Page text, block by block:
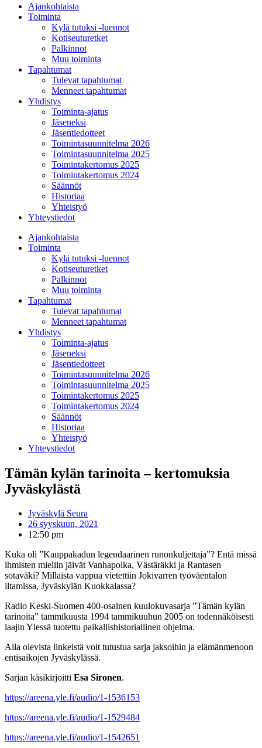
Ajankohtaista
Toiminta
Kylä tutuksi -luennot
Kotiseuturetket
Palkinnot
Muu toiminta
Tapahtumat
Tulevat tapahtumat
Menneet tapahtumat
Yhdistys
Toiminta-ajatus
Jäseneksi
Jäsentiedotteet
Toimintasuunnitelma 2026
Toimintasuunnitelma 2025
Toimintakertomus 2025
Toimintakertomus 2024
Säännöt
Historiaa
Yhteistyö
Yhteystiedot
Ajankohtaista
Toiminta
Kylä tutuksi -luennot
Kotiseuturetket
Palkinnot
Muu toiminta
Tapahtumat
Tulevat tapahtumat
Menneet tapahtumat
Yhdistys
Toiminta-ajatus
Jäseneksi
Jäsentiedotteet
Toimintasuunnitelma 2026
Toimintasuunnitelma 2025
Toimintakertomus 2025
Toimintakertomus 2024
Säännöt
Historiaa
Yhteistyö
Yhteystiedot
Tämän kylän tarinoita – kertomuksia
Jyväskylästä
Jyväskylä Seura
26 syyskuun, 2021
12:50 pm
Kuka oli ”Kauppakadun legendaarinen runonkuljettaja”? Entä missä
ihmisten mieliin jäivät Vanhapoika, Västäräkki ja Rantasen
sotaväki? Millaista vappua vietettiin Jokivarren työväentalon
iltamissa, Jyväskylän Kuokkalassa?
Radio Keski-Suomen 400-osainen kuulokuvasarja ”Tämän kylän
tarinoita” tammikuusta 1994 tammikuuhun 2005 on todennäköisesti
laajin Ylessä tuotettu paikallishistoriallinen ohjelma.
Alla olevista linkeistä voit tutustua sarja jaksoihin ja elämänmenoon
entisaikojen Jyväskylässä.
Sarjan käsikirjoitti Esa Sironen.
https://areena.yle.fi/audio/1-1536153
https://areena.yle.fi/audio/1-1529484
https://areena.yle.fi/audio/1-1542651